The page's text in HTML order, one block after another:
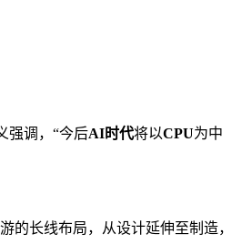
强调，“今后AI时代将以CPU为中
的长线布局，从设计延伸至制造，